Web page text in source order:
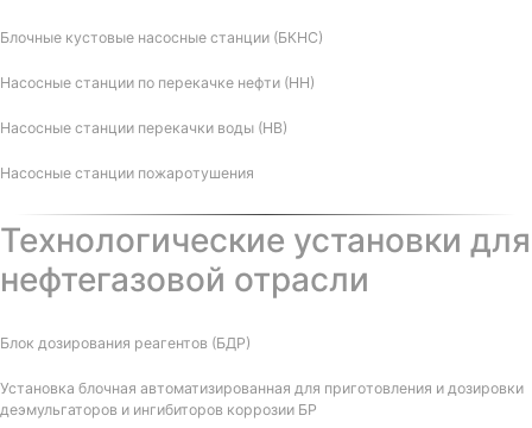
Блочные кустовые насосные станции (БКНС)
Насосные станции по перекачке нефти (НН)
Насосные станции перекачки воды (НВ)
Насосные станции пожаротушения
Технологические установки для
нефтегазовой отрасли
Блок дозирования реагентов (БДР)
Установка блочная автоматизированная для приготовления и дозировки
деэмульгаторов и ингибиторов коррозии БР